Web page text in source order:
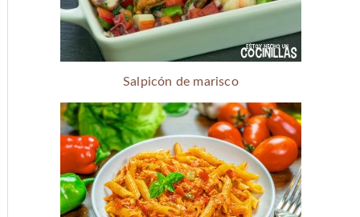
Salpicón de marisco